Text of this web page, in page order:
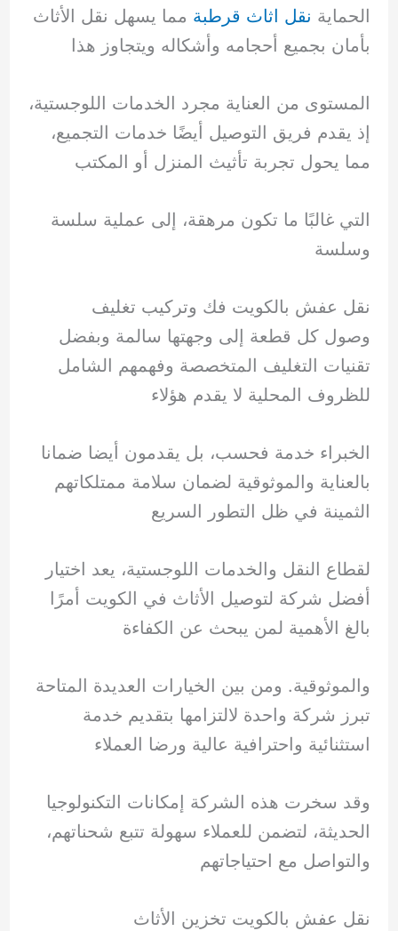
الحماية نقل اثاث قرطبة مما يسهل نقل الأثاث
بأمان بجميع أحجامه وأشكاله ويتجاوز هذا
المستوى من العناية مجرد الخدمات اللوجستية،
إذ يقدم فريق التوصيل أيضًا خدمات التجميع،
مما يحول تجربة تأثيث المنزل أو المكتب
التي غالبًا ما تكون مرهقة، إلى عملية سلسة
وسلسة
نقل عفش بالكويت فك وتركيب تغليف
وصول كل قطعة إلى وجهتها سالمة وبفضل
تقنيات التغليف المتخصصة وفهمهم الشامل
للظروف المحلية لا يقدم هؤلاء
الخبراء خدمة فحسب، بل يقدمون أيضا ضمانا
بالعناية والموثوقية لضمان سلامة ممتلكاتهم
الثمينة في ظل التطور السريع
لقطاع النقل والخدمات اللوجستية، يعد اختيار
أفضل شركة لتوصيل الأثاث في الكويت أمرًا
بالغ الأهمية لمن يبحث عن الكفاءة
والموثوقية. ومن بين الخيارات العديدة المتاحة
تبرز شركة واحدة لالتزامها بتقديم خدمة
استثنائية واحترافية عالية ورضا العملاء
وقد سخرت هذه الشركة إمكانات التكنولوجيا
الحديثة، لتضمن للعملاء سهولة تتبع شحناتهم،
والتواصل مع احتياجاتهم
نقل عفش بالكويت تخزين الأثاث